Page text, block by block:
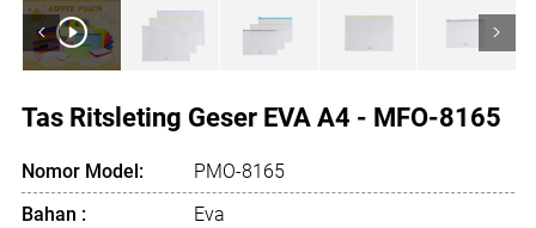
>
<
Tas Ritsleting Geser EVA A4 - MFO-8165
Nomor Model:
PMO-8165
Bahan :
Eva